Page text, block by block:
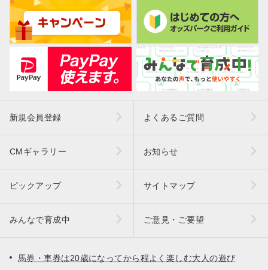
新規会員登録 よくあるご質問
CMギャラリー お知らせ
ピックアップ サイトマップ
みんなで育成中 ご意見・ご要望
馬券・車券は20歳になってから程よく楽しむ大人の遊び